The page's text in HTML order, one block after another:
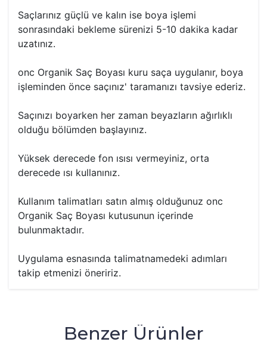
Saçlarınız güçlü ve kalın ise boya işlemi
sonrasındaki bekleme sürenizi 5-10 dakika kadar
uzatınız.
onc Organik Saç Boyası kuru saça uygulanır, boya
işleminden önce saçınız' taramanızı tavsiye ederiz.
Saçınızı boyarken her zaman beyazların ağırlıklı
olduğu bölümden başlayınız.
Yüksek derecede fon ısısı vermeyiniz, orta
derecede ısı kullanınız.
Kullanım talimatları satın almış olduğunuz onc
Organik Saç Boyası kutusunun içerinde
bulunmaktadır.
Uygulama esnasında talimatnamedeki adımları
takip etmenizi öneririz.
Benzer Ürünler